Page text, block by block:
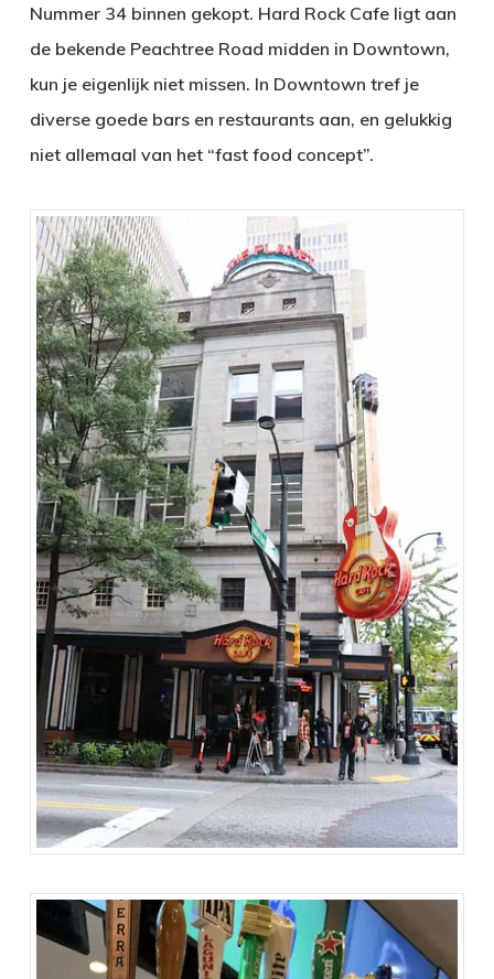
Nummer 34 binnen gekopt. Hard Rock Cafe ligt aan
de bekende Peachtree Road midden in Downtown,
kun je eigenlijk niet missen. In Downtown tref je
diverse goede bars en restaurants aan, en gelukkig
niet allemaal van het “fast food concept”.